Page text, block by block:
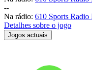
--
Na rádio: 610 Sports Radio
Detalhes sobre o jogo
Jogos actuais